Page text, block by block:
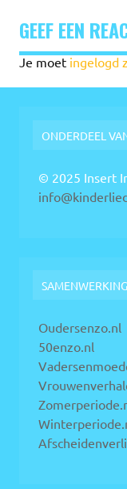
GEEF EEN
Je moet ingelogd
ONDERDEEL
© 2025 Insert
Oudersenzo.nl
50enzo.nl